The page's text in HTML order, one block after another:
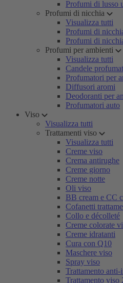
Profumi di lusso
Profumi di nicchia
Visualizza tutti
Profumi di
Profumi di
Profumi per ambienti
Visualizza tutti
Candele
Profumatori per
Diffusori aromi
Deodoranti per
Profumatori auto
Viso
Visualizza tutti
Trattamenti viso
Visualizza tutti
Creme viso
Crema antirughe
Creme giorno
Creme notte
Oli viso
BB cream e CC
Cofanetti
Collo e décolleté
Creme colorate
Creme idratanti
Cura con Q10
Maschere viso
Spray viso
Trattamento
Trattamento viso